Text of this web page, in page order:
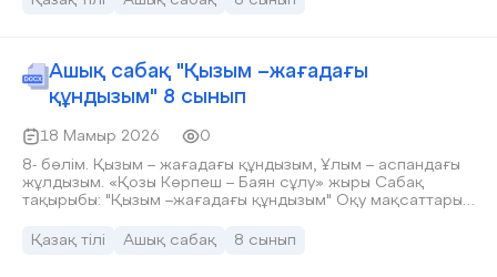
Ашық сабақ "Қызым –жағадағы
құндызым" 8 сынып
18 Мамыр 2026
0
8- бөлім. Қызым – жағадағы құндызым, Ұлым – аспандағы
жұлдызым. «Қозы Көрпеш – Баян сұлу» жыры Сабақ
тақырыбы: "Қызым –жағадағы құндызым" Оқу мақсаттары:
қолданып, ауызша мәтіндер құрау; 8.5.1.5 демеулік
Қазақ тілі Ашық сабақ 8 сынып